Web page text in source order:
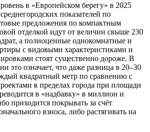
в «Европейском берегу» в 2025
показателей по
предложения по компактным
отделкой идут от величин свыше 230
а полноценные однокомнатные и
с видовыми характеристиками и
стоят существенно дороже. В
это означает, что даже разница в 20–30
квадратный метр по сравнению с
в пределах города при площади
в «надбавку» в миллион и
приходится покрывать за счёт
взноса, либо растягивать на